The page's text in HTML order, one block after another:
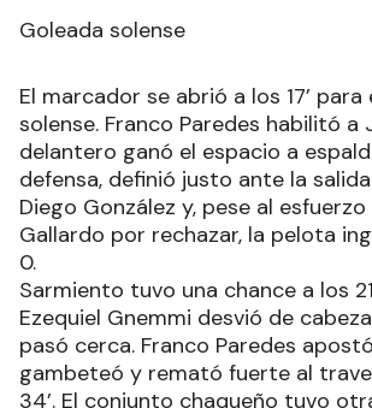
Goleada solense
El marcador se abrió a los 17’
solense. Franco Paredes habilitó a
delantero ganó el espacio a
defensa, definió justo ante la
Diego González y, pese al
Gallardo por rechazar, la pelota
0.
Sarmiento tuvo una chance a los
Ezequiel Gnemmi desvió de
pasó cerca. Franco Paredes
gambeteó y remató fuerte al
34’. El conjunto chaqueño tuvo